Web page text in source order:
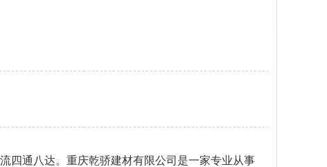
四通八达。重庆乾骄建材有限公司是一家专业从事